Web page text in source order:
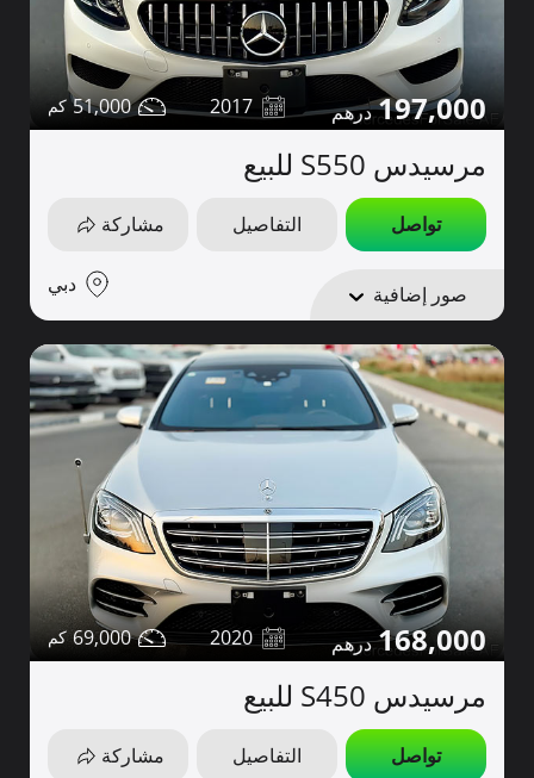
197,000
2017
51,000
مرسيدس S550 للبيع
تواصل التفاصيل مشاركة
صور إضافية دبي
168,000
2020
69,000
مرسيدس S450 للبيع
تواصل التفاصيل مشاركة